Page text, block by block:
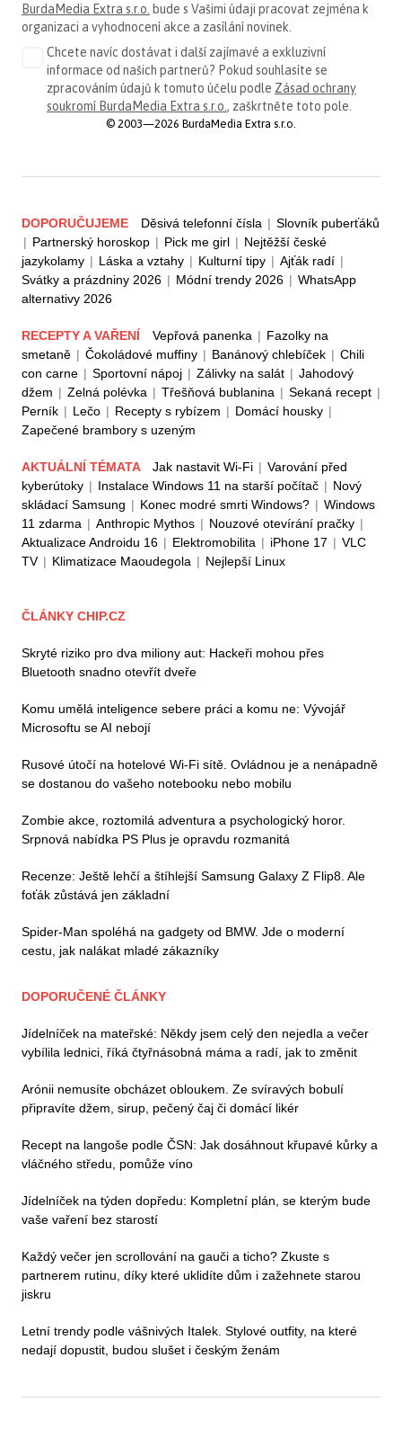
BurdaMedia Extra s.r.o. bude s Vašimi údaji pracovat zejména k
organizaci a vyhodnocení akce a zasílání novinek.
Chcete navíc dostávat i další zajímavé a exkluzivní
informace od našich partnerů? Pokud souhlasíte se
zpracováním údajů k tomuto účelu podle Zásad ochrany
soukromí BurdaMedia Extra s.r.o., zaškrtněte toto pole.
© 2003—2026 BurdaMedia Extra s.r.o.
DOPORUČUJEME Děsivá telefonní čísla | Slovník puberťáků
| Partnerský horoskop | Pick me girl | Nejtěžší české
jazykolamy | Láska a vztahy | Kulturní tipy | Ajťák radí |
Svátky a prázdniny 2026 | Módní trendy 2026 | WhatsApp
alternativy 2026
RECEPTY A VAŘENÍ Vepřová panenka | Fazolky na
smetaně | Čokoládové muffiny | Banánový chlebíček | Chili
con carne | Sportovní nápoj | Zálivky na salát | Jahodový
džem | Zelná polévka | Třešňová bublanina | Sekaná recept |
Perník | Lečo | Recepty s rybízem | Domácí housky |
Zapečené brambory s uzeným
AKTUÁLNÍ TÉMATA Jak nastavit Wi-Fi | Varování před
kyberútoky | Instalace Windows 11 na starší počítač | Nový
skládací Samsung | Konec modré smrti Windows? | Windows
11 zdarma | Anthropic Mythos | Nouzové otevírání pračky |
Aktualizace Androidu 16 | Elektromobilita | iPhone 17 | VLC
TV | Klimatizace Maoudegola | Nejlepší Linux
ČLÁNKY CHIP.CZ
Skryté riziko pro dva miliony aut: Hackeři mohou přes
Bluetooth snadno otevřít dveře
Komu umělá inteligence sebere práci a komu ne: Vývojář
Microsoftu se AI nebojí
Rusové útočí na hotelové Wi-Fi sítě. Ovládnou je a nenápadně
se dostanou do vašeho notebooku nebo mobilu
Zombie akce, roztomilá adventura a psychologický horor.
Srpnová nabídka PS Plus je opravdu rozmanitá
Recenze: Ještě lehčí a štíhlejší Samsung Galaxy Z Flip8. Ale
foťák zůstává jen základní
Spider-Man spoléhá na gadgety od BMW. Jde o moderní
cestu, jak nalákat mladé zákazníky
DOPORUČENÉ ČLÁNKY
Jídelníček na mateřské: Někdy jsem celý den nejedla a večer
vybílila lednici, říká čtyřnásobná máma a radí, jak to změnit
Arónii nemusíte obcházet obloukem. Ze svíravých bobulí
připravíte džem, sirup, pečený čaj či domácí likér
Recept na langoše podle ČSN: Jak dosáhnout křupavé kůrky a
vláčného středu, pomůže víno
Jídelníček na týden dopředu: Kompletní plán, se kterým bude
vaše vaření bez starostí
Každý večer jen scrollování na gauči a ticho? Zkuste s
partnerem rutinu, díky které uklidíte dům i zažehnete starou
jiskru
Letní trendy podle vášnivých Italek. Stylové outfity, na které
nedají dopustit, budou slušet i českým ženám